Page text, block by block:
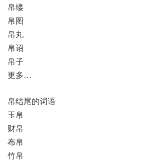
帛缕
帛图
帛丸
帛诏
帛子
更多…
帛结尾的词语
玉帛
财帛
布帛
竹帛